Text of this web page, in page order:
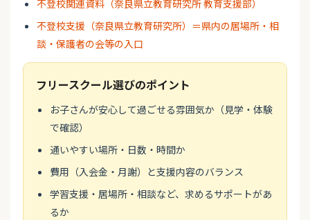
不登校関連資料（奈良県立教育研究所 教育支援部）
不登校支援（奈良県立教育研究所）＝県内の居場所・相
談・保護者の会等の入口
フリースクール選びのポイント
お子さんが安心して過ごせる雰囲気か（見学・体験
で確認）
通いやすい場所・日数・時間か
費用（入会金・月謝）と支援内容のバランス
学習支援・居場所・相談など、求めるサポートがあ
るか